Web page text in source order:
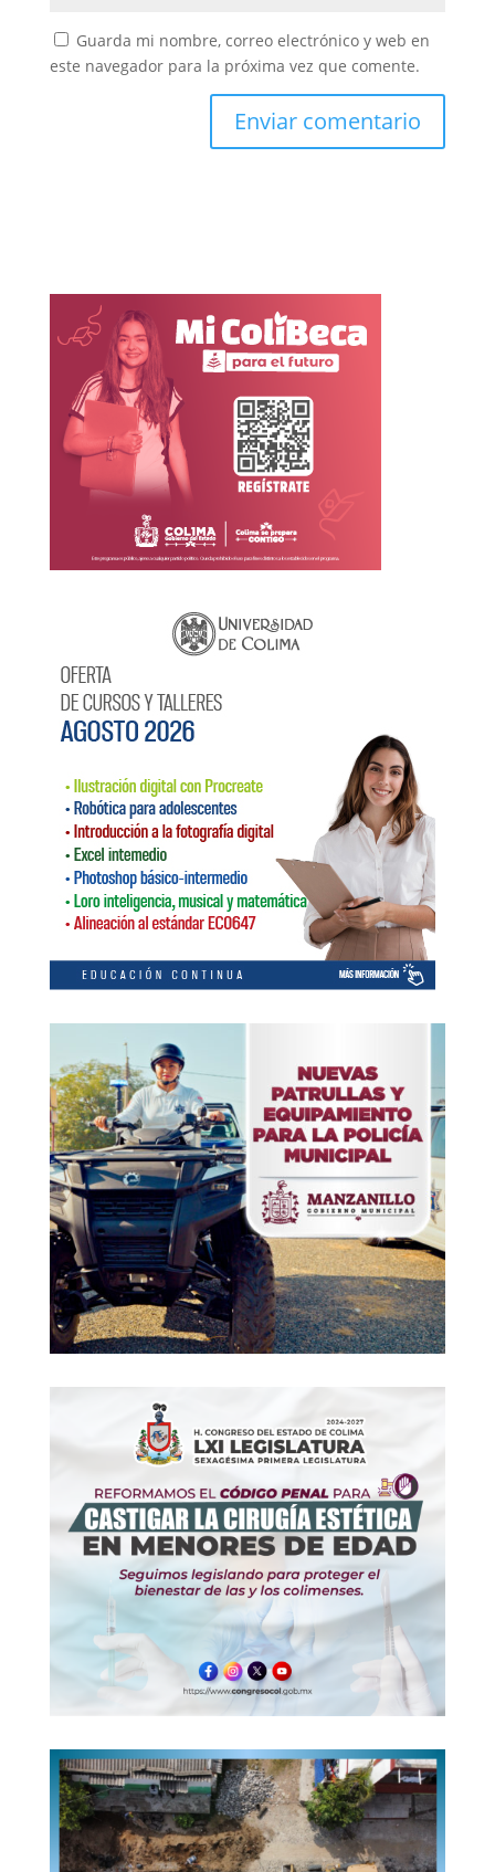
Guarda mi nombre, correo electrónico y web en
este navegador para la próxima vez que comente.